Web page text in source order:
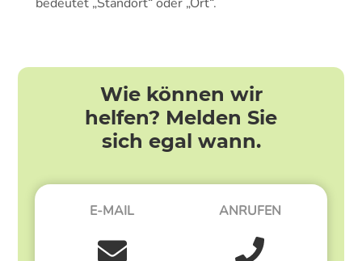
Wie können wir
helfen? Melden Sie
sich egal wann.
E-MAIL ANRUFEN